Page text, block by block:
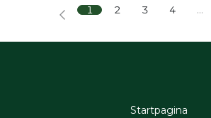
1 2 3 4 …
Startpagina